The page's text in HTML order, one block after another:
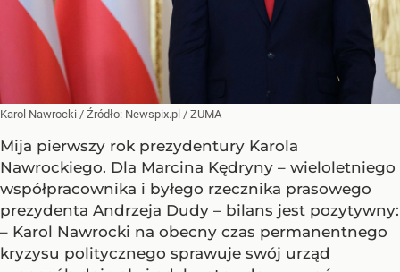
Karol Nawrocki / Źródło: Newspix.pl / ZUMA
Mija pierwszy rok prezydentury Karola
Nawrockiego. Dla Marcina Kędryny – wieloletniego
współpracownika i byłego rzecznika prasowego
prezydenta Andrzeja Dudy – bilans jest pozytywny:
– Karol Nawrocki na obecny czas permanentnego
kryzysu politycznego sprawuje swój urząd